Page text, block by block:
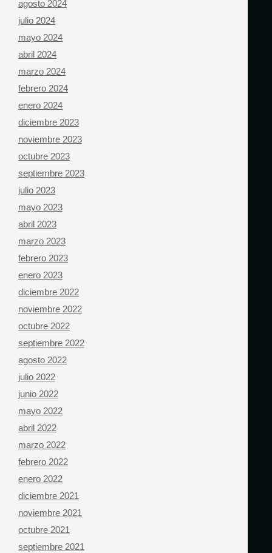
agosto 2024
julio 2024
mayo 2024
abril 2024
marzo 2024
febrero 2024
enero 2024
diciembre 2023
noviembre 2023
octubre 2023
septiembre 2023
julio 2023
mayo 2023
abril 2023
marzo 2023
febrero 2023
enero 2023
diciembre 2022
noviembre 2022
octubre 2022
septiembre 2022
agosto 2022
julio 2022
junio 2022
mayo 2022
abril 2022
marzo 2022
febrero 2022
enero 2022
diciembre 2021
noviembre 2021
octubre 2021
septiembre 2021